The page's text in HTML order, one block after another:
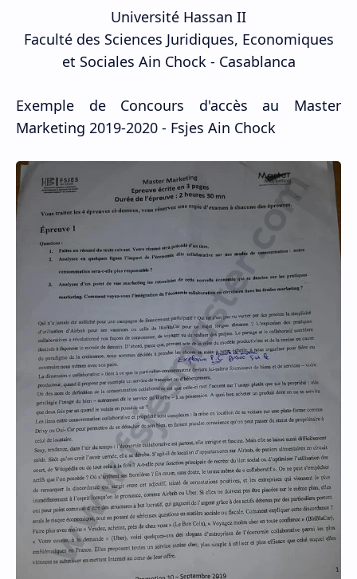
Université Hassan II
Faculté des Sciences Juridiques, Economiques
et Sociales Ain Chock - Casablanca
Exemple de Concours d'accès au Master
Marketing 2019-2020 - Fsjes Ain Chock